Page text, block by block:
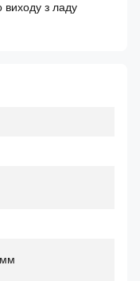
виходу з ладу